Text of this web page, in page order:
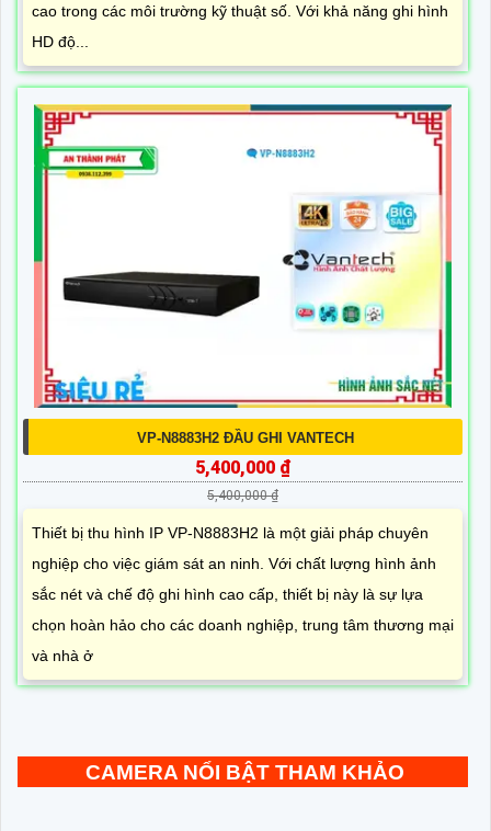
cao trong các môi trường kỹ thuật số. Với khả năng ghi hình
HD độ...
VP-N8883H2 ĐẦU GHI VANTECH
5,400,000 ₫
5,400,000 ₫
Thiết bị thu hình IP VP-N8883H2 là một giải pháp chuyên
nghiệp cho việc giám sát an ninh. Với chất lượng hình ảnh
sắc nét và chế độ ghi hình cao cấp, thiết bị này là sự lựa
chọn hoàn hảo cho các doanh nghiệp, trung tâm thương mại
và nhà ở
CAMERA NỔI BẬT THAM KHẢO